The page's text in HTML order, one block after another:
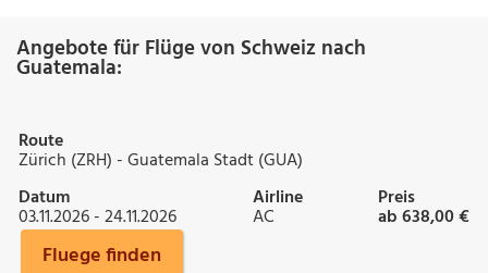
Angebote für Flüge von Schweiz nach
Guatemala:
Route
Zürich (ZRH) - Guatemala Stadt (GUA)
Datum
03.11.2026 - 24.11.2026
Airline
AC
Preis
ab 638,00 €
Fluege finden